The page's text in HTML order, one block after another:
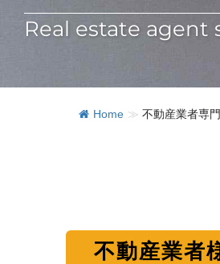
Real estate
Home ≫ 不動産業者専
不動産業者